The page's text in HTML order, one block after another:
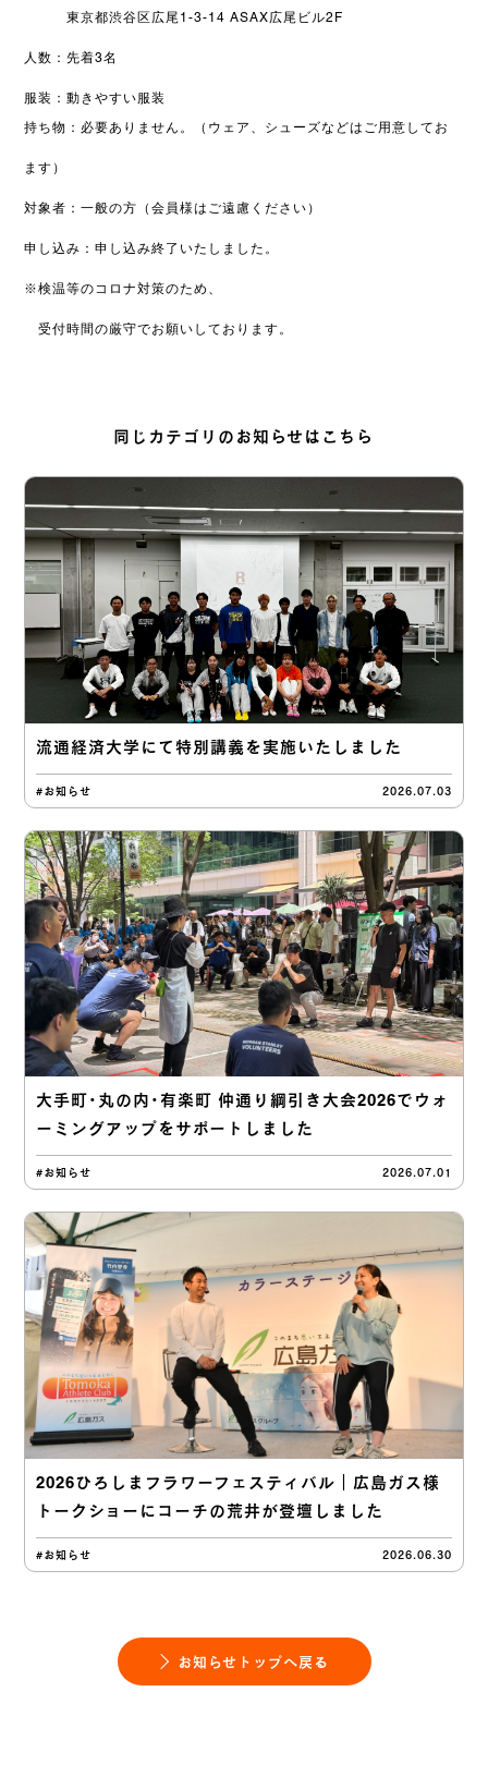
東京都渋谷区広尾1-3-14 ASAX広尾ビル2F
人数：先着3名
服装：動きやすい服装
持ち物：必要ありません。（ウェア、 シューズなどはご用意してお
ます）
対象者：一般の方（会員様はご遠慮ください）
申し込み：申し込み終了いたしました。
※検温等のコロナ対策のため、
受付時間の厳守でお願いしております。
同じカテゴリのお知らせはこちら
流通経済大学にて特別講義を実施いたしました
#お知らせ 2026.07.03
大手町・丸の内・有楽町 仲通り綱引き大会2026でウォ
ーミングアップをサポートしました
#お知らせ 2026.07.01
2026ひろしまフラワーフェスティバル｜広島ガス様
トークショーにコーチの荒井が登壇しました
#お知らせ 2026.06.30
お知らせトップへ戻る